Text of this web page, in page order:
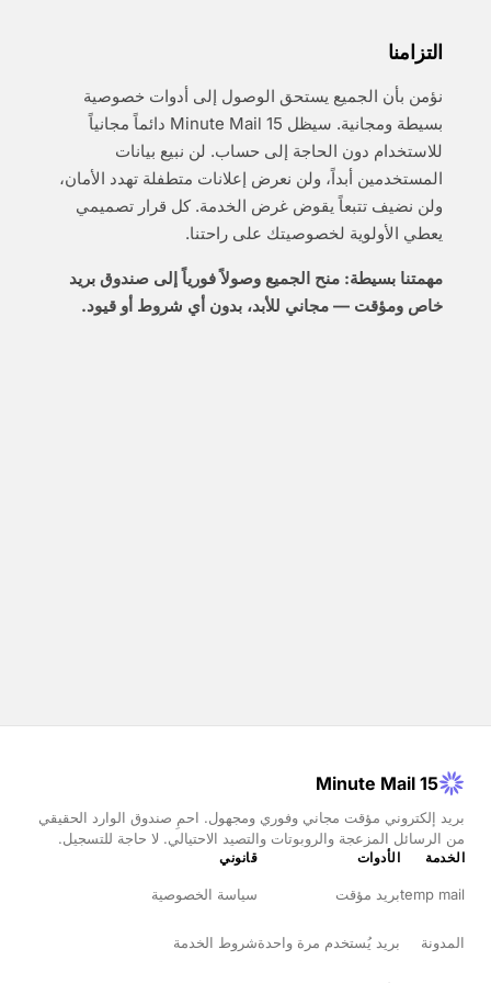
التزامنا
نؤمن بأن الجميع يستحق الوصول إلى أدوات خصوصية
بسيطة ومجانية. سيظل 15 Minute Mail دائماً مجانياً
للاستخدام دون الحاجة إلى حساب. لن نبيع بيانات
المستخدمين أبداً، ولن نعرض إعلانات متطفلة تهدد الأمان،
ولن نضيف تتبعاً يقوض غرض الخدمة. كل قرار تصميمي
يعطي الأولوية لخصوصيتك على راحتنا.
مهمتنا بسيطة: منح الجميع وصولاً فورياً إلى صندوق بريد
خاص ومؤقت — مجاني للأبد، بدون أي شروط أو قيود.
15 Minute Mail
بريد إلكتروني مؤقت مجاني وفوري ومجهول. احمِ صندوق الوارد الحقيقي
من الرسائل المزعجة والروبوتات والتصيد الاحتيالي. لا حاجة للتسجيل.
الخدمة
temp mail
المدونة
الأدوات
بريد مؤقت
بريد يُستخدم مرة واحدة
قانوني
سياسة الخصوصية
شروط الخدمة